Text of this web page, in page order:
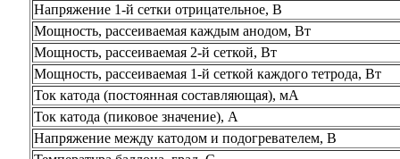
Напряжение 1-й сетки отрицательное, В
Мощность, рассеиваемая каждым анодом, Вт
Мощность, рассеиваемая 2-й сеткой, Вт
Мощность, рассеиваемая 1-й сеткой каждого тетрода, Вт
Ток катода (постоянная составляющая), мА
Ток катода (пиковое значение), А
Напряжение между катодом и подогревателем, В